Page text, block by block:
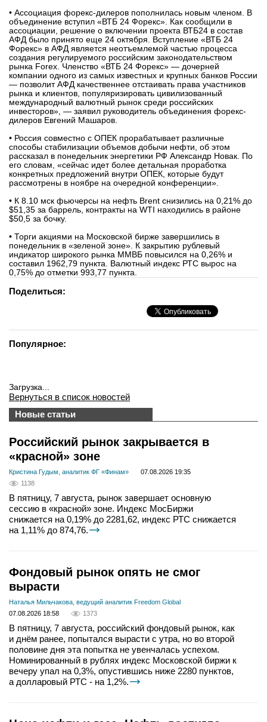
• Ассоциация форекс-дилеров пополнилась новым членом. В
объединение вступил «ВТБ 24 Форекс». Как сообщили в
ассоциации, решение о включении проекта ВТБ24 в состав
АФД было принято еще 24 октября. Вступление «ВТБ 24
Форекс» в АФД является неотъемлемой частью процесса
создания регулируемого российским законодательством
рынка Forex. Членство «ВТБ 24 Форекс» — дочерней
компании одного из самых известных и крупных банков России
— позволит АФД качественнее отстаивать права участников
рынка и клиентов, популяризировать цивилизованный
международный валютный рынок среди российских
инвесторов», — заявил руководитель объединения форекс-
дилеров Евгений Машаров.
• Россия совместно с ОПЕК прорабатывает различные
способы стабилизации объемов добычи нефти, об этом
рассказал в понедельник энергетики РФ Александр Новак. По
его словам, «сейчас идет более детальная проработка
конкретных предложений внутри ОПЕК, которые будут
рассмотрены в ноябре на очередной конференции».
• К 8.10 мск фьючерсы на нефть Brent снизились на 0,21% до
$51,35 за баррель, контракты на WTI находились в районе
$50,5 за бочку.
• Торги акциями на Московской бирже завершились в
понедельник в «зеленой зоне». К закрытию рублевый
индикатор широкого рынка ММВБ повысился на 0,26% и
составил 1962,79 пункта. Валютный индекс РТС вырос на
0,75% до отметки 993,77 пункта.
Поделиться:
Популярное:
Загрузка...
Вернуться в список новостей
Новые статьи
Российский рынок закрывается в
«красной» зоне
Кристина Гудым, аналитик ФГ «Финам»
07.08.2026 19:35
1138
В пятницу, 7 августа, рынок завершает основную
сессию в «красной» зоне. Индекс МосБиржи
снижается на 0,19% до 2281,62, индекс РТС снижается
на 1,11% до 874,76.
Фондовый рынок опять не смог
вырасти
Наталья Мильчакова, ведущий аналитик Freedom Global
07.08.2026 18:58
1373
В пятницу, 7 августа, российский фондовый рынок, как
и днём ранее, попытался вырасти с утра, но во второй
половине дня эта попытка не увенчалась успехом.
Номинированный в рублях индекс Московской биржи к
вечеру упал на 0,3%, опустившись ниже 2280 пунктов,
а долларовый РТС - на 1,2%.